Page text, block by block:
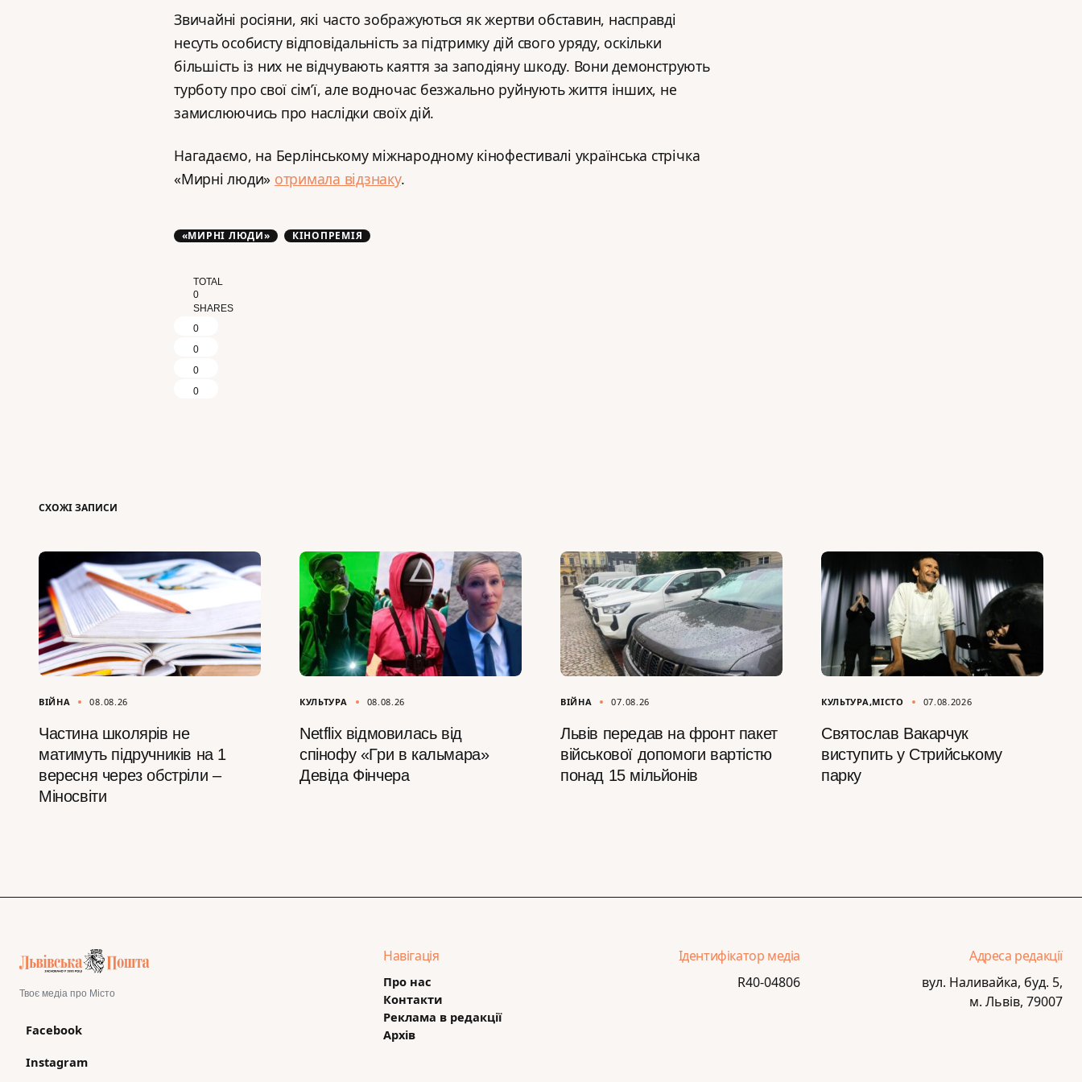
Звичайні росіяни, які часто зображуються як жертви обставин, насправді
несуть особисту відповідальність за підтримку дій свого уряду, оскільки
більшість із них не відчувають каяття за заподіяну шкоду. Вони демонструють
турботу про свої сім’ї, але водночас безжально руйнують життя інших, не
замислюючись про наслідки своїх дій.
Нагадаємо, на Берлінському міжнародному кінофестивалі українська стрічка
«Мирні люди» отримала відзнаку.
«МИРНІ ЛЮДИ» КІНОПРЕМІЯ
TOTAL
0
SHARES
0
0
0
0
СХОЖІ ЗАПИСИ
ВІЙНА 08.08.26
Частина школярів не
матимуть підручників на 1
вересня через обстріли –
Міносвіти
КУЛЬТУРА 08.08.26
Netflix відмовилась від
спінофу «Гри в кальмара»
Девіда Фінчера
ВІЙНА 07.08.26
Львів передав на фронт пакет
військової допомоги вартістю
понад 15 мільйонів
КУЛЬТУРА МІСТО 07.08.2026
Святослав Вакарчук
виступить у Стрийському
парку
Твоє медіа про Місто
Facebook
Instagram
Навігація
Про нас
Контакти
Реклама в редакції
Архів
Ідентифікатор медіа
R40-04806
Адреса редакції
вул. Наливайка, буд. 5,
м. Львів, 79007